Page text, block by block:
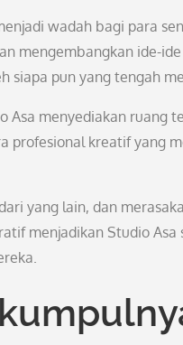
wadah bagi para
mengembangkan ide-
siapa pun yang tengah
menyediakan ruang
profesional kreatif yang
yang lain, dan
menjadikan Studio